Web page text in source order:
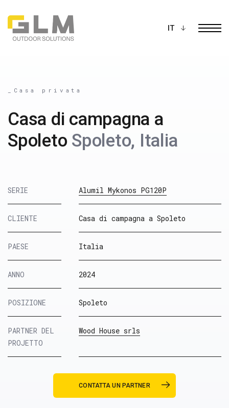
_Casa privata
Casa di campagna a
Spoleto Spoleto, Italia
SERIE Alumil Mykonos PG120P
CLIENTE Casa di campagna a Spoleto
PAESE Italia
ANNO 2024
POSIZIONE Spoleto
PARTNER DEL
PROJETTO
Wood House srls
CONTATTA UN PARTNER